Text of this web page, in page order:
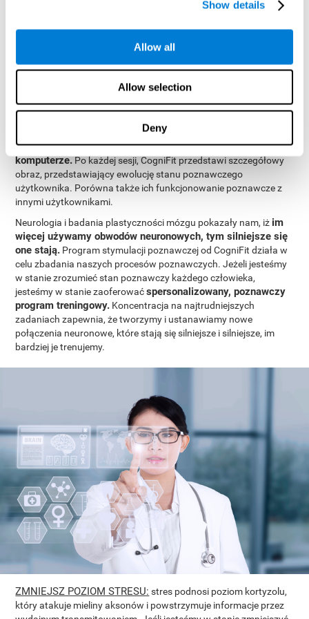
Show details
Allow all
Allow selection
Deny
onlinei ma
oceniają ponad 20 podstawowych funkcji poznawczych,
które są jasno określone i podlegają obiektywnej regulacji, która
demograficznych w oparciu o tysiące wyników.
Poszczególne ćwiczenia interaktywne są przedstawione jako
zabawne gry umysłowe, w które można grać na
komputerze. Po każdej sesji, CogniFit przedstawi szczegółowy
obraz, przedstawiający ewolucję stanu poznawczego
użytkownika. Porówna także ich funkcjonowanie poznawcze z
innymi użytkownikami.
Neurologia i badania plastyczności mózgu pokazały nam, iż im
więcej używamy obwodów neuronowych, tym silniejsze się
one stają. Program stymulacji poznawczej od CogniFit działa w
celu zbadania naszych procesów poznawczych. Jeżeli jesteśmy
w stanie zrozumieć stan poznawczy każdego człowieka,
jesteśmy w stanie zaoferowaćspersonalizowany, poznawczy
program treningowy. Koncentracja na najtrudniejszych
zadaniach zapewnia, że tworzymy i ustanawiamy nowe
połączenia neuronowe, które stają się silniejsze i silniejsze, im
bardziej je trenujemy.
ZMNIEJSZ POZIOM STRESU: stres podnosi poziom kortyzolu,
który atakuje mieliny aksonów i powstrzymuje informacje przez